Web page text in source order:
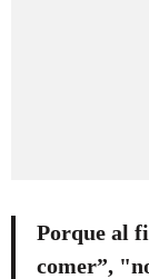
Porque al
comer”,